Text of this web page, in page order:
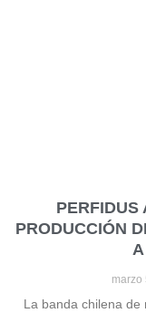
PERFIDUS
PRODUCCIÓN
marzo
La banda chilena de